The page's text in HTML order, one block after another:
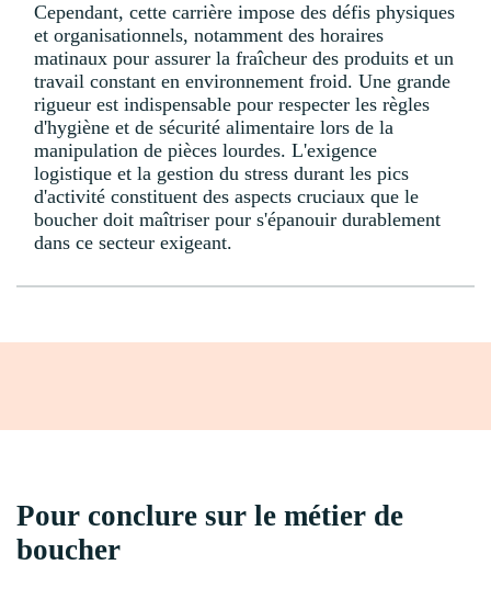
Cependant, cette carrière impose des défis physiques
et organisationnels, notamment des horaires
matinaux pour assurer la fraîcheur des produits et un
travail constant en environnement froid. Une grande
rigueur est indispensable pour respecter les règles
d'hygiène et de sécurité alimentaire lors de la
manipulation de pièces lourdes. L'exigence
logistique et la gestion du stress durant les pics
d'activité constituent des aspects cruciaux que le
boucher doit maîtriser pour s'épanouir durablement
dans ce secteur exigeant.
Pour conclure sur le métier de
boucher